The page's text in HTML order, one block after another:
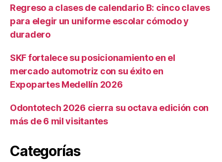
Regreso a clases de calendario B: cinco claves
para elegir un uniforme escolar cómodo y
duradero
SKF fortalece su posicionamiento en el
mercado automotriz con su éxito en
Expopartes Medellín 2026
Odontotech 2026 cierra su octava edición con
más de 6 mil visitantes
Categorías